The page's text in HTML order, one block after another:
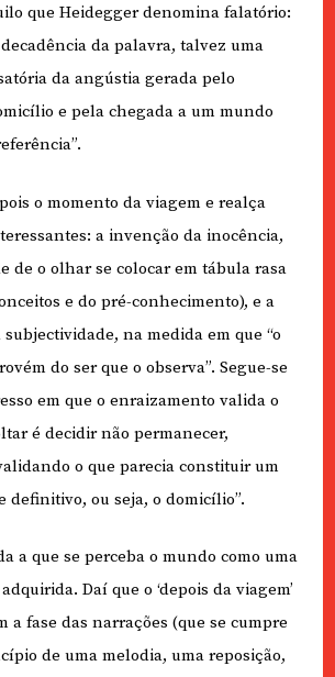
que Heidegger denomina falatório:
da palavra, talvez uma
da angústia gerada pelo
e pela chegada a um mundo
o momento da viagem e realça
a invenção da inocência,
de o olhar se colocar em tábula rasa
e do pré-conhecimento), e a
na medida em que “o
do ser que o observa”. Segue-se
em que o enraizamento valida o
é decidir não permanecer,
o que parecia constituir um
definitivo, ou seja, o domicílio”.
a que se perceba o mundo como uma
Daí que o ‘depois da viagem’
a fase das narrações (que se cumpre
de uma melodia, uma reposição,